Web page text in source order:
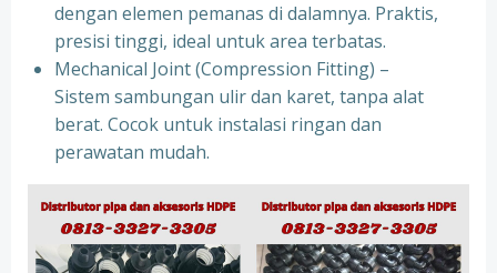
dengan elemen pemanas di dalamnya. Praktis,
presisi tinggi, ideal untuk area terbatas.
Mechanical Joint (Compression Fitting) –
Sistem sambungan ulir dan karet, tanpa alat
berat. Cocok untuk instalasi ringan dan
perawatan mudah.